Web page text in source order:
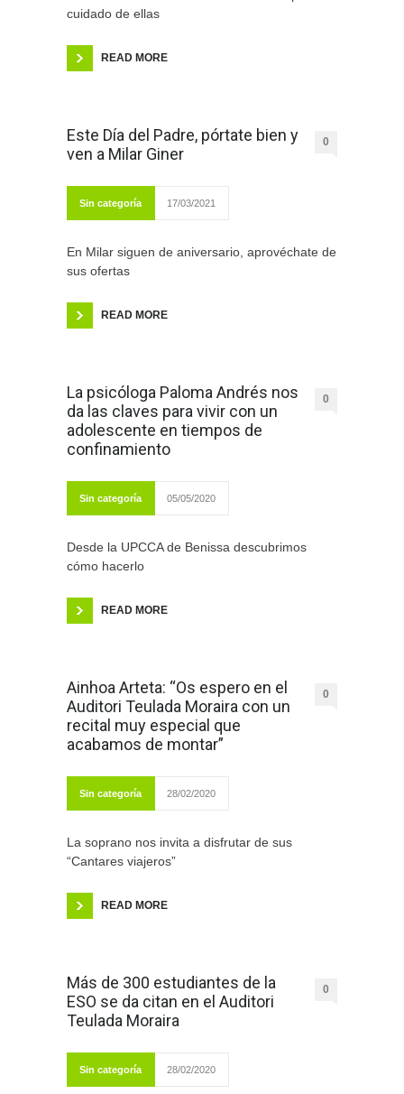
cuidado de ellas
READ MORE
Este Día del Padre, pórtate bien y
ven a Milar Giner
0
Sin categoría 17/03/2021
En Milar siguen de aniversario, aprovéchate de
sus ofertas
READ MORE
La psicóloga Paloma Andrés nos
da las claves para vivir con un
adolescente en tiempos de
confinamiento
0
Sin categoría 05/05/2020
Desde la UPCCA de Benissa descubrimos
cómo hacerlo
READ MORE
Ainhoa Arteta: “Os espero en el
Auditori Teulada Moraira con un
recital muy especial que
acabamos de montar”
0
Sin categoría 28/02/2020
La soprano nos invita a disfrutar de sus
“Cantares viajeros”
READ MORE
Más de 300 estudiantes de la
ESO se da citan en el Auditori
Teulada Moraira
0
Sin categoría 28/02/2020